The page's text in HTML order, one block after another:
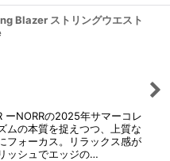
Blazer ストリングウエスト
ーNORRの2025年サマーコレ
ムの本質を捉えつつ、上質な
フォーカス。リラックス感が
ッシュでエッジの…